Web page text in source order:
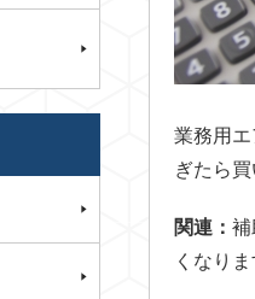
業務用
ぎたら
関連： 補
くなり